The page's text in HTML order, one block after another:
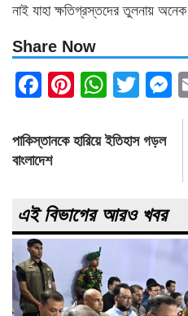
নাই যাহা ক্ষতিগ্রস্তদের তুলনায়
Share Now
Facebook
Pinterest
Post
navigation
পাকিস্তানকে হারিয়ে ইতিহাস গড়ল
বাংলাদেশ
এই বিভাগের আরও খবর